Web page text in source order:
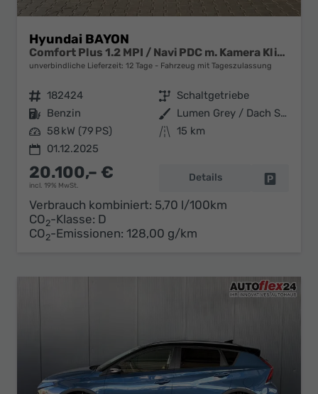
Hyundai BAYON
Comfort Plus 1.2 MPI / Navi PDC m. Kamera Klimaautom./ LED Sitz & Lenkr.Heiz/ Alu16
unverbindliche Lieferzeit: 12 Tage Fahrzeug mit Tageszulassung
Fahrzeugnr. 182424 Getriebe Schaltgetriebe
Kraftstoff Benzin Außenfarbe
Lumen Grey / Dach Schwarz
Leistung 58 kW (79 PS) Kilometerstand 15 km
01.12.2025
20.100,– €
incl. 19% MwSt.
Details
Verbrauch kombiniert: 5,70 l/100km
CO2-Klasse: D
CO2-Emissionen: 128,00 g/km